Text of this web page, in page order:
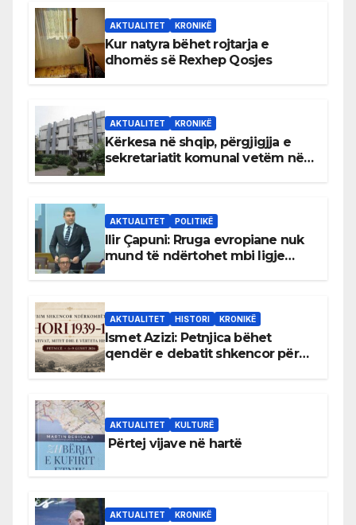
AKTUALITET KRONIKË
Kur natyra bëhet rojtarja e
dhomës së Rexhep Qosjes
AKTUALITET KRONIKË
Kërkesa në shqip, përgjigjja e
sekretariatit komunal vetëm në
AKTUALITET POLITIKË
Ilir Çapuni: Rruga evropiane nuk
mund të ndërtohet mbi ligje
AKTUALITET HISTORI KRONIKË
Ismet Azizi: Petnjica bëhet
qendër e debatit shkencor për
AKTUALITET KULTURË
Përtej vijave në hartë
AKTUALITET KRONIKË